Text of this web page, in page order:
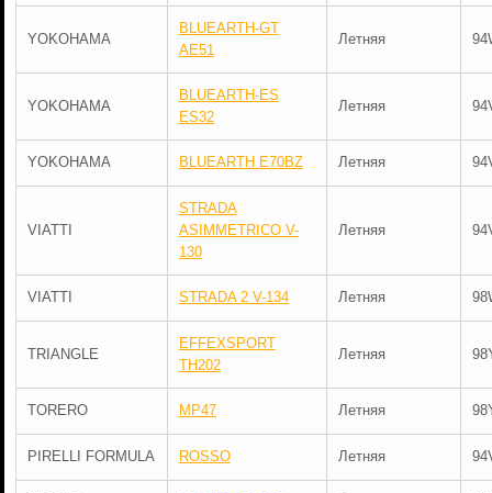
YOKOHAMA
BLUEARTH-GT
AE51
Летняя
YOKOHAMA
BLUEARTH-ES
ES32
Летняя
YOKOHAMA BLUEARTH E70BZ Летняя
VIATTI
STRADA
ASIMMETRICO V-
130
Летняя
VIATTI STRADA 2 V-134 Летняя
TRIANGLE
EFFEXSPORT
TH202
Летняя
TORERO MP47 Летняя
PIRELLI FORMULA ROSSO Летняя